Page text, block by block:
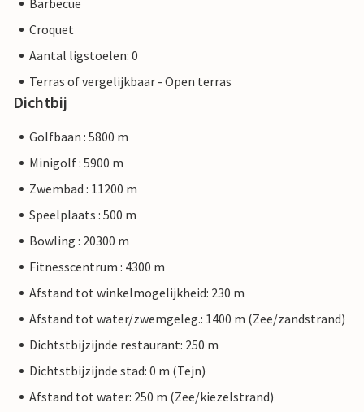
Barbecue
Croquet
Aantal ligstoelen: 0
Terras of vergelijkbaar - Open terras
Dichtbij
Golfbaan : 5800 m
Minigolf : 5900 m
Zwembad : 11200 m
Speelplaats : 500 m
Bowling : 20300 m
Fitnesscentrum : 4300 m
Afstand tot winkelmogelijkheid: 230 m
Afstand tot water/zwemgeleg.: 1400 m (Zee/zandstrand)
Dichtstbijzijnde restaurant: 250 m
Dichtstbijzijnde stad: 0 m (Tejn)
Afstand tot water: 250 m (Zee/kiezelstrand)